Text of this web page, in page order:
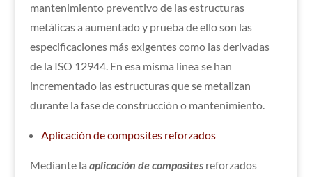
mantenimiento preventivo de las estructuras
metálicas a aumentado y prueba de ello son las
especificaciones más exigentes como las derivadas
de la ISO 12944. En esa misma línea se han
incrementado las estructuras que se metalizan
durante la fase de construcción o mantenimiento.
Aplicación de composites reforzados
Mediante la aplicación de compositesreforzados